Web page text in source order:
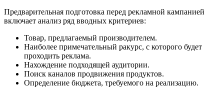
Предварительная подготовка перед рекламной кампанией
включает анализ ряд вводных критериев:
Товар, предлагаемый производителем.
Наиболее примечательный ракурс, с которого будет
проходить реклама.
Нахождение подходящей аудитории.
Поиск каналов продвижения продуктов.
Определение бюджета, требуемого на реализацию.